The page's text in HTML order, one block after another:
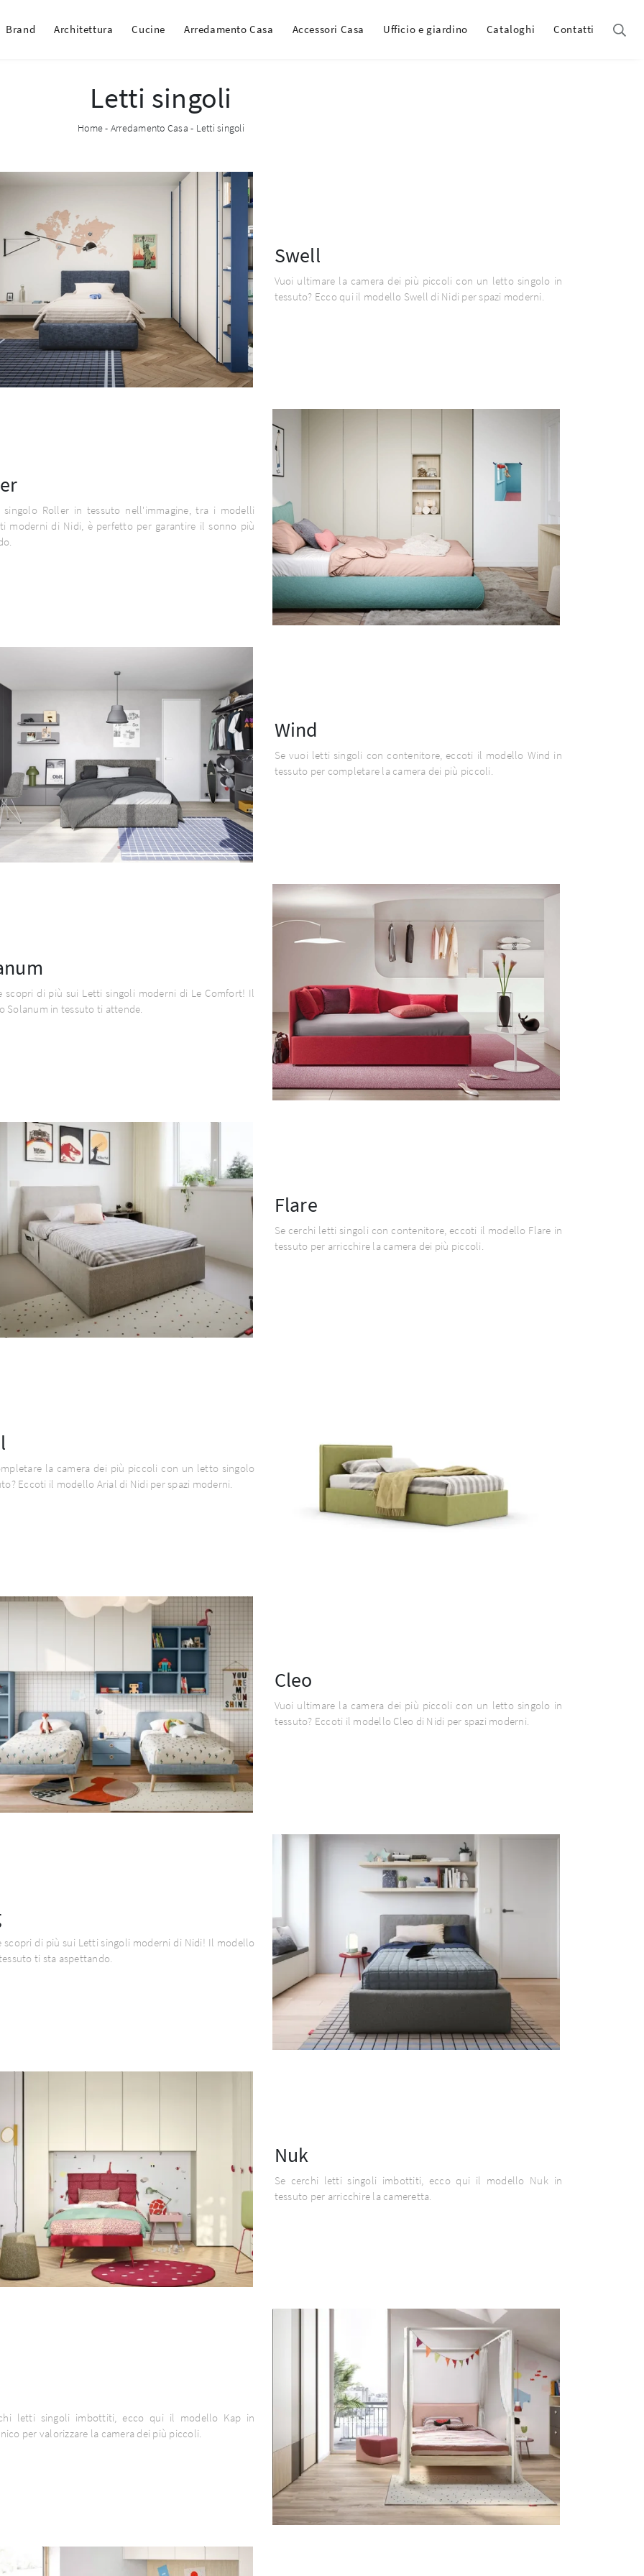
Brand Architettura Cucine Arredamento Casa Accessori Casa Ufficio e giardino Cataloghi Contatti
Letti singoli
Home- Arredamento Casa - Letti singoli
Swell
Vuoi ultimare la camera dei più piccoli con un letto singolo in
tessuto? Ecco qui il modello Swell di Nidi per spazi moderni.
Roller in tessuto nell'immagine, tra i modelli
moderni di Nidi, è perfetto per garantire il sonno più
Wind
Se vuoi letti singoli con contenitore, eccoti il modello Wind in
tessuto per completare la camera dei più piccoli.
scopri di più sui Letti singoli moderni di Le Comfort! Il
Solanum in tessuto ti attende.
Flare
Se cerchi letti singoli con contenitore, eccoti il modello Flare in
tessuto per arricchire la camera dei più piccoli.
la camera dei più piccoli con un letto singolo
Eccoti il modello Arial di Nidi per spazi moderni.
Cleo
Vuoi ultimare la camera dei più piccoli con un letto singolo in
tessuto? Eccoti il modello Cleo di Nidi per spazi moderni.
scopri di più sui Letti singoli moderni di Nidi! Il modello
ti sta aspettando.
Nuk
Se cerchi letti singoli imbottiti, ecco qui il modello Nuk in
tessuto per arricchire la cameretta.
letti singoli imbottiti, ecco qui il modello Kap in
per valorizzare la camera dei più piccoli.